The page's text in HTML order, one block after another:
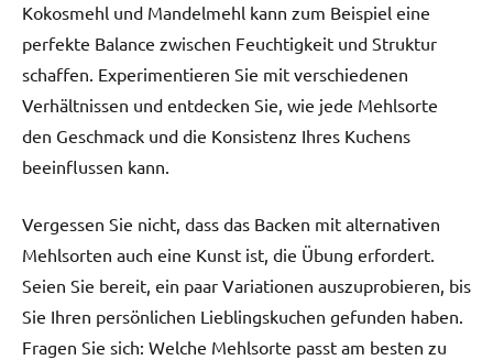
Kokosmehl und Mandelmehl kann zum Beispiel eine
perfekte Balance zwischen Feuchtigkeit und Struktur
schaffen. Experimentieren Sie mit verschiedenen
Verhältnissen und entdecken Sie, wie jede Mehlsorte
den Geschmack und die Konsistenz Ihres Kuchens
beeinflussen kann.
Vergessen Sie nicht, dass das Backen mit alternativen
Mehlsorten auch eine Kunst ist, die Übung erfordert.
Seien Sie bereit, ein paar Variationen auszuprobieren, bis
Sie Ihren persönlichen Lieblingskuchen gefunden haben.
Fragen Sie sich: Welche Mehlsorte passt am besten zu